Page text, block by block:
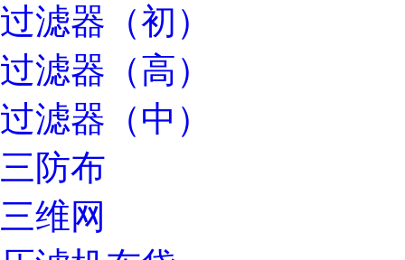
过滤器（初）
过滤器（高）
过滤器（中）
三防布
三维网